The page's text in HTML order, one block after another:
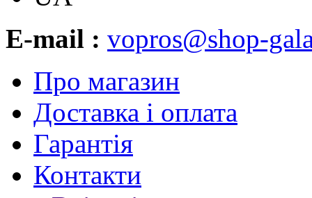
E-mail : vopros@shop-
Про магазин
Доставка і оплата
Гарантія
Контакти